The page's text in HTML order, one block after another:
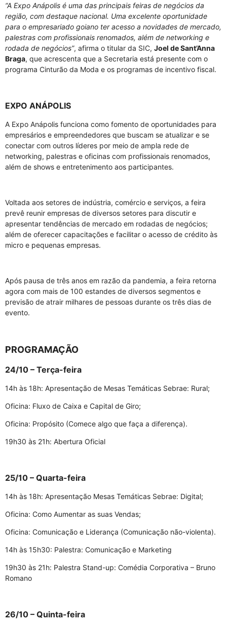
“A Expo Anápolis é uma das principais feiras de negócios da
região, com destaque nacional. Uma excelente oportunidade
para o empresariado goiano ter acesso a novidades de mercado,
palestras com profissionais renomados, além de networking e
rodada de negócios”, afirma o titular da SIC, Joel de Sant’Anna
Braga, que acrescenta que a Secretaria está presente com o
programa Cinturão da Moda e os programas de incentivo fiscal.
EXPO ANÁPOLIS
A Expo Anápolis funciona como fomento de oportunidades para
empresários e empreendedores que buscam se atualizar e se
conectar com outros líderes por meio de ampla rede de
networking, palestras e oficinas com profissionais renomados,
além de shows e entretenimento aos participantes.
Voltada aos setores de indústria, comércio e serviços, a feira
prevê reunir empresas de diversos setores para discutir e
apresentar tendências de mercado em rodadas de negócios;
além de oferecer capacitações e facilitar o acesso de crédito às
micro e pequenas empresas.
Após pausa de três anos em razão da pandemia, a feira retorna
agora com mais de 100 estandes de diversos segmentos e
previsão de atrair milhares de pessoas durante os três dias de
evento.
PROGRAMAÇÃO
24/10 – Terça-feira
14h às 18h: Apresentação de Mesas Temáticas Sebrae: Rural;
Oficina: Fluxo de Caixa e Capital de Giro;
Oficina: Propósito (Comece algo que faça a diferença).
19h30 às 21h: Abertura Oficial
25/10 – Quarta-feira
14h às 18h: Apresentação Mesas Temáticas Sebrae: Digital;
Oficina: Como Aumentar as suas Vendas;
Oficina: Comunicação e Liderança (Comunicação não-violenta).
14h às 15h30: Palestra: Comunicação e Marketing
19h30 às 21h: Palestra Stand-up: Comédia Corporativa – Bruno
Romano
26/10 – Quinta-feira